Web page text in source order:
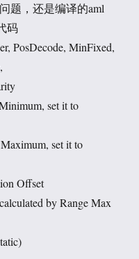
题，还是编译的aml
码
PosDecode, MinFixed,
set it to
set it to
Offset
by Range Max